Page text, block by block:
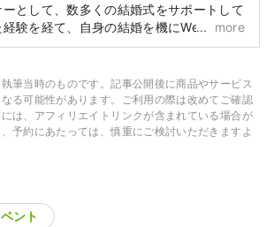
ーとして、数多くの結婚式をサポートして
経験を経て、自身の結婚を機にWebライ
に転身。2012年に沖縄に移住し、子育て
エステなどの記事を書いています。
more
筆当時のものです。記事公開後に商品やサービス
る可能性があります。ご利用の際は改めてご確認
は、アフィリエイトリンクが含まれている場合が
予約にあたっては、慎重にご検討いただきますよ
ント